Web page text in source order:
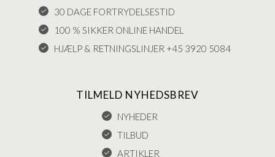
30 DAGE FORTRYDELSESTID
100 % SIKKER ONLINE HANDEL
HJÆLP & RETNINGSLINJER +45 3920 5084
TILMELD NYHEDSBREV
NYHEDER
TILBUD
ARTIKLER